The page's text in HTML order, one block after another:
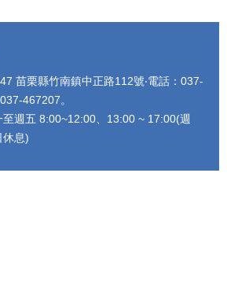
苗栗縣竹南鎮中正路112號‧電話：037-
467207。
至週五 8:00~12:00、13:00 ~ 17:00(週
休息)